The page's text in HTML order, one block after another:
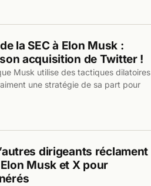
la SEC à Elon Musk :
acquisition de Twitter !
Musk utilise des tactiques dilatoires
une stratégie de sa part pour
dirigeants réclament
Musk et X pour